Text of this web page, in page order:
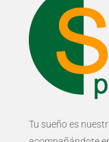
Tu sueño es